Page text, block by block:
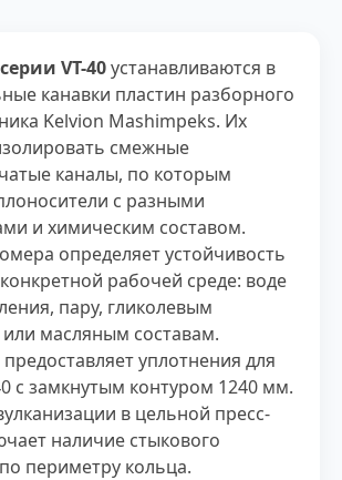
VT-40устанавливаются в
канавки пластин разборного
Kelvion Mashimpeks. Их
смежные
каналы, по которым
с разными
и химическим составом.
определяет устойчивость
рабочей среде: воде
пару, гликолевым
масляным составам.
уплотнения для
с замкнутым контуром 1240 мм.
в цельной пресс-
наличие стыкового
периметру кольца.